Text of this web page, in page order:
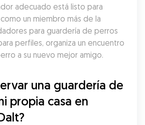
adecuado está listo para
un miembro más de la
para guardería de perros
perfiles, organiza un encuentro
a su nuevo mejor amigo.
una guardería de
propia casa en